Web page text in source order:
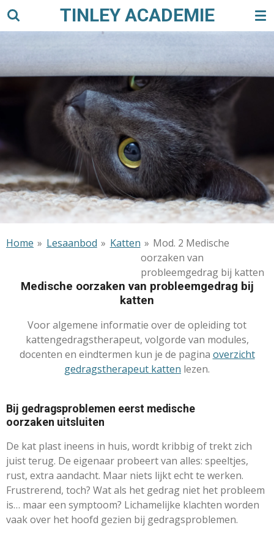
Ga
hoofdinhoud
TINLEY ACADEMIE
Home » Lesaanbod » Katten » Mod. 2 Medische
oorzaken van
probleemgedrag bij katten
Medische oorzaken van probleemgedrag bij
katten
​Voor algemene informatie over de opleiding tot
kattengedragstherapeut, volgorde van modules,
docenten en eindtermen kun je de pagina overzicht
gedragstherapeut katten lezen.
Bij gedragsproblemen eerst medische
oorzaken uitsluiten
De kat plast ineens in huis, wordt kribbig of trekt zich
juist terug. De eigenaar probeert van alles: speeltjes,
rust, extra aandacht. Maar niets lijkt echt te werken.
Frustrerend, toch? Wat als het gedrag niet het probleem
is… maar een symptoom? Lichamelijke klachten worden
vaak over het hoofd gezien bij gedragsproblemen.